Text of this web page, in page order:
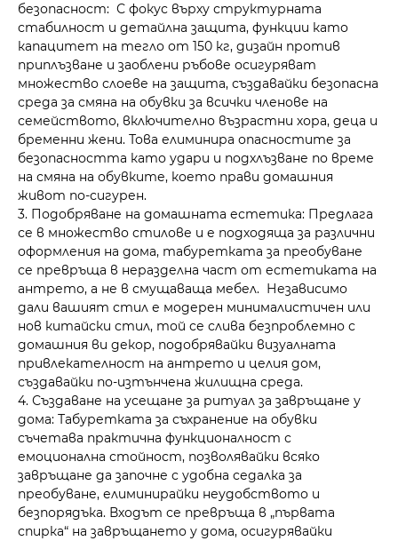
безопасност: С фокус върху структурната
стабилност и детайлна защита, функции като
капацитет на тегло от 150 кг, дизайн против
приплъзване и заоблени ръбове осигуряват
множество слоеве на защита, създавайки безопасна
среда за смяна на обувки за всички членове на
семейството, включително възрастни хора, деца и
бременни жени. Това елиминира опасностите за
безопасността като удари и подхлъзване по време
на смяна на обувките, което прави домашния
живот по-сигурен.
3. Подобряване на домашната естетика: Предлага
се в множество стилове и е подходяща за различни
оформления на дома, табуретката за преобуване
се превръща в неразделна част от естетиката на
антрето, а не в смущаваща мебел. Независимо
дали вашият стил е модерен минималистичен или
нов китайски стил, той се слива безпроблемно с
домашния ви декор, подобрявайки визуалната
привлекателност на антрето и целия дом,
създавайки по-изтънчена жилищна среда.
4. Създаване на усещане за ритуал за завръщане у
дома: Табуретката за съхранение на обувки
съчетава практична функционалност с
емоционална стойност, позволявайки всяко
завръщане да започне с удобна седалка за
преобуване, елиминирайки неудобството и
безпорядъка. Входът се превръща в „първата
спирка“ на завръщането у дома, осигурявайки